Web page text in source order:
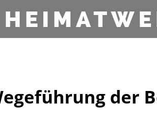
der